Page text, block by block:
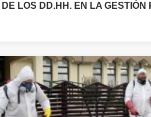
DE LOS DD.HH. EN LA GESTIÓN